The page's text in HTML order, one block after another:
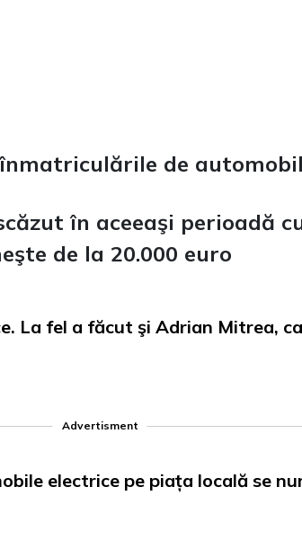
de
în aceeaşi perioadă
de la 20.000 euro
La fel a făcut şi Adrian Mitrea,
Advertisment
electrice pe piața locală se